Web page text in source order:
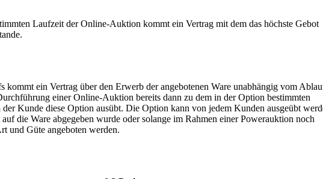
Laufzeit der Online-Auktion kommt ein Vertrag mit dem das höchste Gebot
kommt ein Vertrag über den Erwerb der angebotenen Ware unabhängig vom
einer Online-Auktion bereits dann zu dem in der Option bestimmten
der Kunde diese Option ausübt. Die Option kann von jedem Kunden ausgeübt
die Ware abgegeben wurde oder solange im Rahmen einer Powerauktion noch
und Güte angeboten werden.